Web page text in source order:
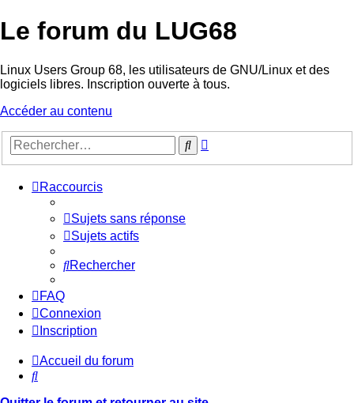
Le forum du LUG68
Linux Users Group 68, les utilisateurs de GNU/Linux et des
logiciels libres. Inscription ouverte à tous.
Accéder au contenu
Rechercher
Raccourcis
Sujets sans réponse
Sujets actifs
Rechercher
FAQ
Connexion
Inscription
Accueil du forum
Rechercher